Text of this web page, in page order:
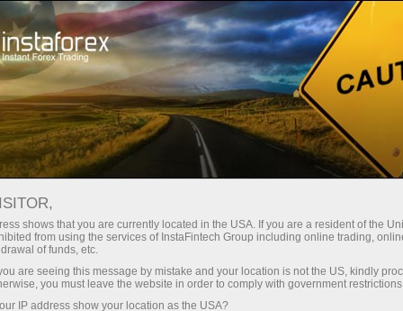
Трейдерам
Торговые условия
EURCHF
shows that you are currently located in the USA. If you are a resident of the
from using the services of InstaFintech Group including online trading,
of funds, etc.
are seeing this message by mistake and your location is not the US, kindly
you must leave the website in order to comply with government
IP address show your location as the USA?